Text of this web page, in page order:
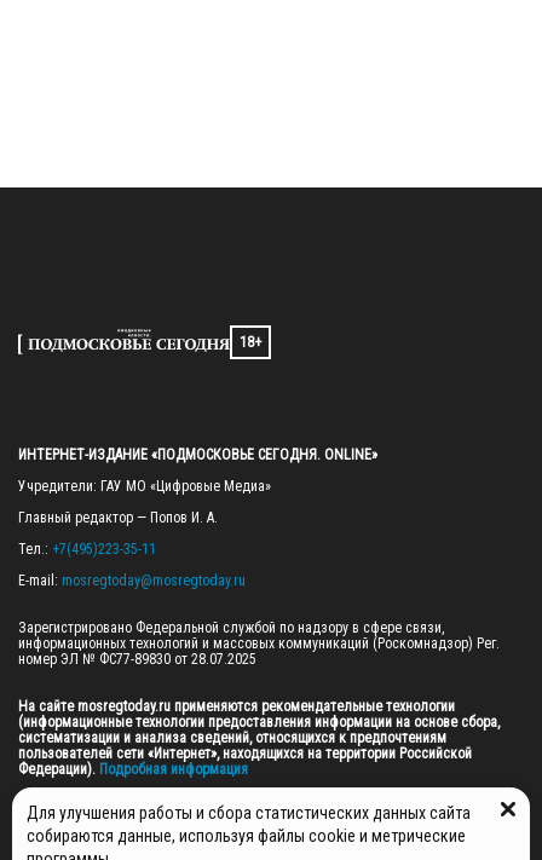
18+
ИНТЕРНЕТ-ИЗДАНИЕ «ПОДМОСКОВЬЕ СЕГОДНЯ. ONLINE»
Учредители: ГАУ МО «Цифровые Медиа»
Главный редактор — Попов И. А.
Тел.: +7(495)223-35-11
E-mail: mosregtoday@mosregtoday.ru
Зарегистрировано Федеральной службой по надзору в сфере связи,
информационных технологий и массовых коммуникаций (Роскомнадзор) Рег.
номер ЭЛ № ФС77-89830 от 28.07.2025
На сайте mosregtoday.ru применяются рекомендательные технологии
(информационные технологии предоставления информации на основе сбора,
систематизации и анализа сведений, относящихся к предпочтениям
пользователей сети «Интернет», находящихся на территории Российской
Федерации). Подробная информация
© 2026 ПРАВА НА ВСЕ МАТЕРИАЛЫ САЙТА ПРИНАДЛЕЖАТ ГАУ МО "ЦИФРОВЫЕ
МЕДИА" (ОГРН: 1255000059467).
Для улучшения работы и сбора статистических данных сайта
собираются данные, используя файлы cookie и метрические